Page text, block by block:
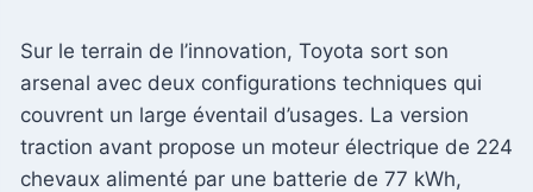
Sur le terrain de l’innovation, Toyota sort son
arsenal avec deux configurations techniques qui
couvrent un large éventail d’usages. La version
traction avant propose un moteur électrique de 224
chevaux alimenté par une batterie de 77 kWh,